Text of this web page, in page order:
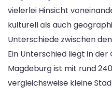
vielerlei Hinsicht
kulturell als auch
Unterschiede zwischen
Ein Unterschied liegt in
Magdeburg ist mit rund
vergleichsweise kleine